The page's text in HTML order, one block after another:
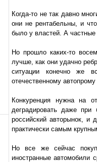
Когда-то не так давно
они не рентабельны, и
было у властей. А частные
Но прошло каких-то
лучше, как они удачно
ситуации конечно же
отечественному
Конкуренция нужна на
деградировать даже
российский авторынок, и
практически самым
Но все же сейчас
иностранные автомобили